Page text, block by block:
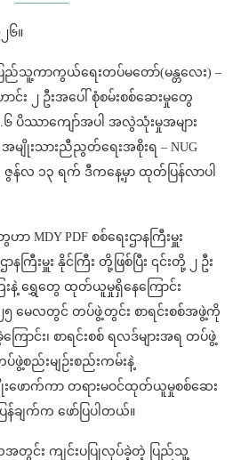
၆။
ည်သူ့ကာကွယ်ရေးတပ်မတော်(မန္တလေး) –
ောင်း ၂ ဦးအပေါ် စုံစမ်းစစ်ဆေးမှုတွေ
ပိဿာကျော်အပါ အလွဲသုံးမှုအများ
မျိုးသားညီညွတ်ရေးအစိုးရ – NUG
န်လ ၁၃ ရက် ဒီကနေ့မှာ ထုတ်ပြန်လာပါ
MDY PDF စစ်ရေးဌာနကြီးမှူး
နကြီးမှူး နိုင်ကြီး တို့ဖြစ်ပြီး ၎င်းတို့ ၂ ဦး
နဲ့ ရွှေတွေ ထုတ်ယူမှုရှိနေကြောင်း
၅ မေလတွင် တပ်ဖွဲ့တွင်း စာရင်းစစ်အဖွဲ့ကို
ြောင်း၊ စာရင်းစစ် ရလဒ်များအရ တပ်ဖွဲ့
ဖွဲ့စည်းမျဉ်းစည်းကမ်းနဲ့
ဖောက်ကာ တရားမဝင်ထုတ်ယူမှုစစ်ဆေး
ချက်က ဖော်ပြပါတယ်။
တွင်း ကျင်းပပြုလုပ်ခဲ့တဲ့ ပြည်သူ့